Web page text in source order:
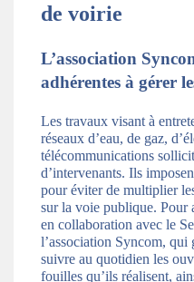
de voirie
L’association
adhérentes à gérer
Les travaux visant à
réseaux d’eau, de gaz,
télécommunications
d’intervenants. Ils
pour éviter de multiplier
sur la voie publique. Pour
en collaboration avec le
l’association Syncom, qui
suivre au quotidien les
fouilles qu’ils réalisent,